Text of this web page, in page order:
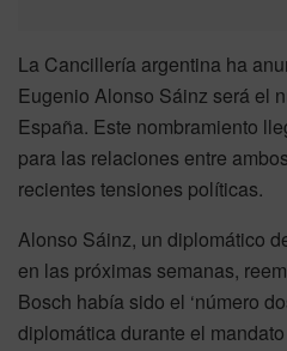
La Cancillería argentina ha
Eugenio Alonso Sáinz será el
España. Este nombramiento
para las relaciones entre
recientes tensiones políticas.
Alonso Sáinz, un diplomático
en las próximas semanas,
Bosch había sido el ‘número
diplomática durante el